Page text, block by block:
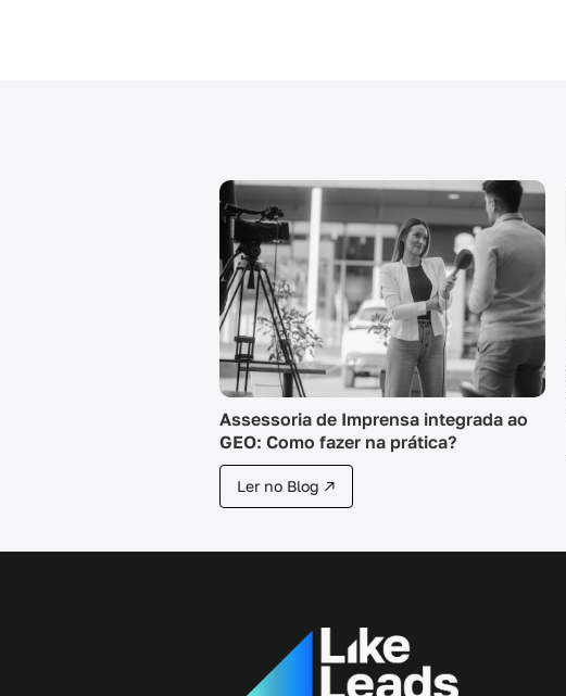
Assessoria de Imprensa integrada ao
GEO: Como fazer na prática?
Ler no Blog ↗